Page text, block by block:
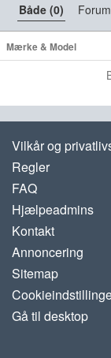
Både (0)
Mærke & Model
Vilkår og
Regler
FAQ
Hjælpeadmins
Kontakt
Annoncering
Sitemap
Gå til desktop